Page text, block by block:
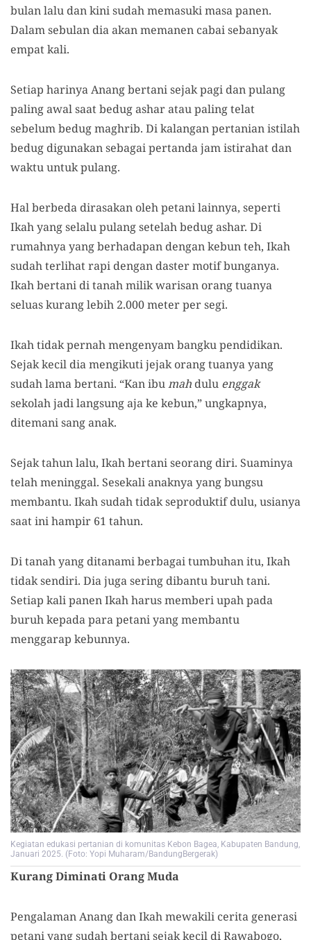
bulan lalu dan kini sudah memasuki masa panen.
Dalam sebulan dia akanmemanen cabai sebanyak
empat kali.
Setiap harinya Anang bertani sejak pagi dan pulang
paling awal saat bedug ashar atau paling telat
sebelum bedug maghrib. Di kalangan pertanian istilah
bedug digunakan sebagai pertanda jam istirahat dan
waktu untuk pulang.
Hal berbeda dirasakan oleh petani lainnya, seperti
Ikahyangselalu pulang setelah bedug ashar. Di
rumahnya yang berhadapan dengan kebun teh, Ikah
sudah terlihat rapi dengan daster motif bunganya.
Ikah bertani di tanah milik warisan orang tuanya
seluas kurang lebih 2.000 meter persegi.
Ikah tidak pernah mengenyam bangku pendidikan.
Sejak kecil diamengikuti jejak orang tuanya yang
sudah lama bertani. “Kan ibumah dulu enggak
sekolah jadi langsung aja ke kebun,” ungkapnya,
ditemani sang anak.
Sejak tahun lalu, Ikah bertani seorang diri. Suaminya
telah meninggal. Sesekali anaknya yang bungsu
membantu. Ikah sudah tidak seproduktif dulu, usianya
saat ini hampir 61 tahun.
Di tanah yang ditanami berbagai tumbuhan itu, Ikah
tidak sendiri. Dia juga sering dibantu buruh tani.
Setiap kali panen Ikah harus memberi upah pada
buruh kepada para petani yang membantu
menggarap kebunnya.
Kegiatan edukasi pertanian di komunitas Kebon Bagea, Kabupaten Bandung,
Januari 2025. (Foto: Yopi Muharam/BandungBergerak)
KurangDiminati Orang Muda
Pengalaman Anang dan Ikah mewakili cerita generasi
petani yang sudah bertani sejak kecil di Rawabogo,